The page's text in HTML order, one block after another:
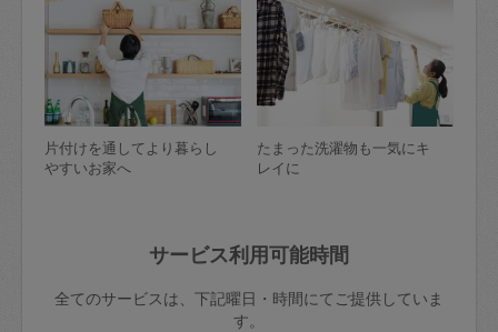
片付けを通してより暮らし
やすいお家へ
たまった洗濯物も一気にキ
レイに
サービス利用可能時間
全てのサービスは、下記曜日・時間にてご提供していま
す。